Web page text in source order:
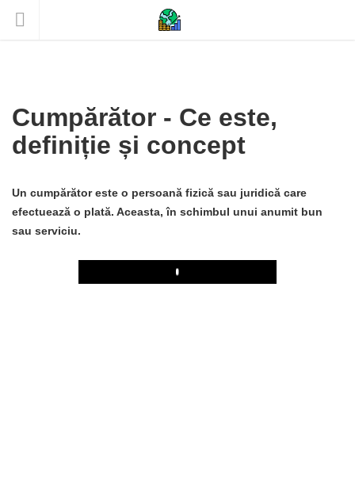
Cumpărător - Ce este,
definiție și concept
Un cumpărător este o persoană fizică sau juridică care
efectuează o plată. Aceasta, în schimbul unui anumit bun
sau serviciu.
Play